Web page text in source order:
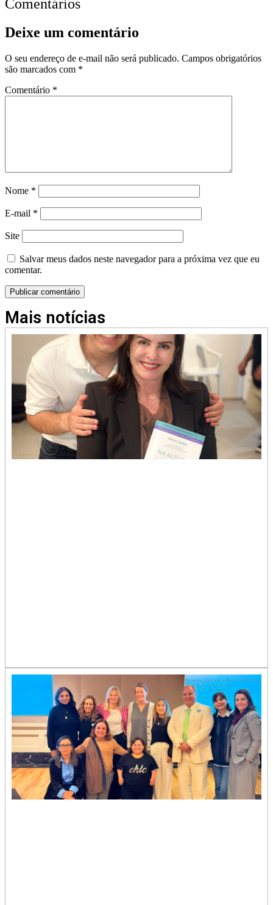
Comentários
Deixe um comentário
O seu endereço de e-mail não será publicado. Campos obrigatórios
são marcados com *
Comentário *
Nome *
E-mail *
Site
Salvar meus dados neste navegador para a próxima vez que eu
comentar.
Mais notícias